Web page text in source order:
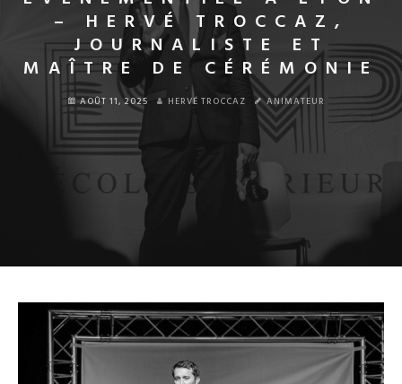
– HERVÉ TROCCAZ,
JOURNALISTE ET
MAÎTRE DE CÉRÉMONIE
AOÛT 11, 2025 HERVÉ TROCCAZ ANIMATEUR